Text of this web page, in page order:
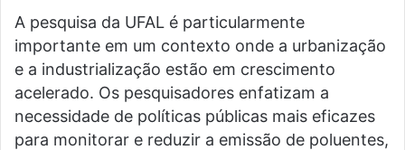
A pesquisa da UFAL é particularmente
importante em um contexto onde a urbanização
e a industrialização estão em crescimento
acelerado. Os pesquisadores enfatizam a
necessidade de políticas públicas mais eficazes
para monitorar e reduzir a emissão de poluentes,